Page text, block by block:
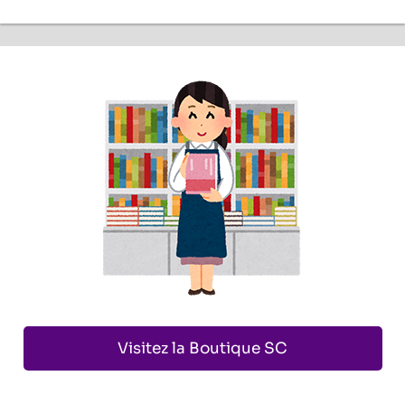
Visitez la Boutique SC